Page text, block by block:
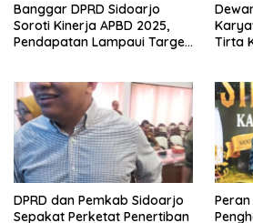
Banggar DPRD Sidoarjo
Soroti Kinerja APBD 2025,
Pendapatan Lampaui Target
Tirta
DPRD dan Pemkab Sidoarjo
Sepakat Perketat Penertiban